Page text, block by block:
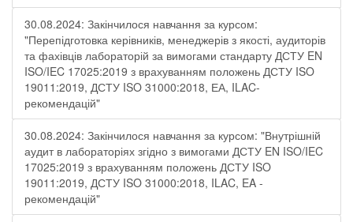
30.08.2024: Закінчилося навчання за курсом:
"Перепідготовка керівників, менеджерів з якості, аудиторів
та фахівців лабораторій за вимогами стандарту ДСТУ EN
ISO/IEC 17025:2019 з врахуванням положень ДСТУ ISO
19011:2019, ДСТУ ISO 31000:2018, ЕА, ILAC-
рекомендацій"
30.08.2024: Закінчилося навчання за курсом: "Внутрішній
аудит в лабораторіях згідно з вимогами ДСТУ EN ISO/IEC
17025:2019 з врахуванням положень ДСТУ ISO
19011:2019, ДСТУ ISO 31000:2018, ILAC, EA -
рекомендацій"